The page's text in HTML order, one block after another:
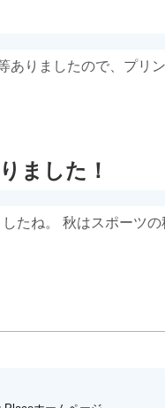
ありましたので、プリ
ました！
たね。 秋はスポーツ